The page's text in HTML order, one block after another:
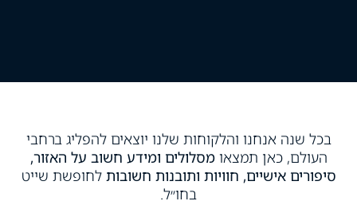
בכל שנה אנחנו והלקוחות שלנו יוצאים להפליג ברחבי
העולם, כאן תמצאומסלולים ומידע חשוב על האזור,
סיפורים אישיים, חוויות ותובנות חשובות לחופשת שייט
בחו״ל.